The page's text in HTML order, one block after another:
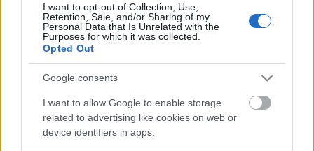
I want to opt-out of Collection, Use,
Retention, Sale, and/or Sharing of my
Personal Data that Is Unrelated with the
Purposes for which it was collected.
Opted Out
Google consents
I want to allow Google to enable storage
related to advertising like cookies on web or
device identifiers in apps.
10 Ιουν 2026 19:30
γυαλιά ηλίου